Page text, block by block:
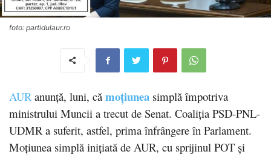
foto: partidulaur.ro
AUR anunță, luni, că moțiunea simplă împotriva
ministrului Muncii a trecut de Senat. Coaliția PSD-PNL-
UDMR a suferit, astfel, prima înfrângere în Parlament.
Moțiunea simplă inițiată de AUR, cu sprijinul POT și